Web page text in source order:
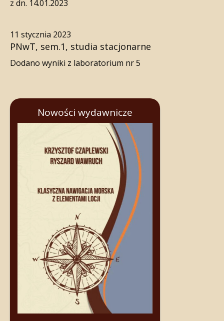
z dn. 14.01.2023
11 stycznia 2023
PNwT, sem.1, studia stacjonarne
Dodano wyniki z laboratorium nr 5
Nowości wydawnicze